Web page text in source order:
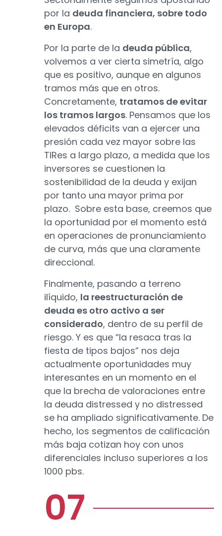
por la deuda financiera, sobre todo
en Europa.
Por la parte de la deuda pública,
volvemos a ver cierta simetría, algo
que es positivo, aunque en algunos
tramos más que en otros.
Concretamente, tratamos de evitar
los tramos largos. Pensamos que los
elevados déficits van a ejercer una
presión cada vez mayor sobre las
TIRes a largo plazo, a medida que los
inversores se cuestionen la
sostenibilidad de la deuda y exijan
por tanto una mayor prima por
plazo. Sobre esta base, creemos que
la oportunidad por el momento está
en operaciones de pronunciamiento
de curva, más que una claramente
direccional.
Finalmente, pasando a terreno
ilíquido, la reestructuración de
deuda es otro activo a ser
considerado, dentro de su perfil de
riesgo. Y es que “la resaca tras la
fiesta de tipos bajos” nos deja
actualmente oportunidades muy
interesantes en un momento en el
que la brecha de valoraciones entre
la deuda distressed y no distressed
se ha ampliado significativamente. De
hecho, los segmentos de calificación
más baja cotizan hoy con unos
diferenciales incluso superiores a los
1000 pbs.